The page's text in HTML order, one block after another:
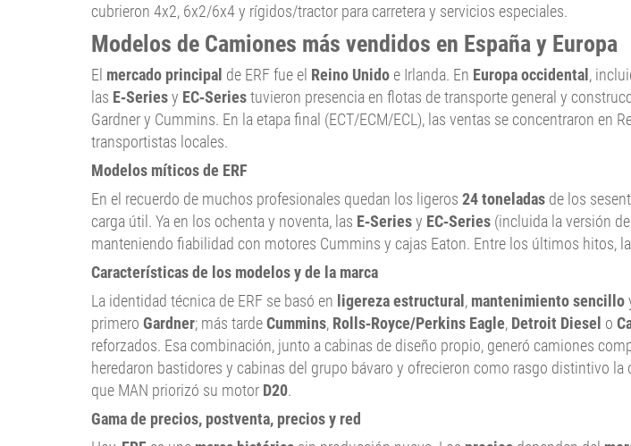
cubrieron 4x2, 6x2/6x4 y rígidos/tractor para carretera y servicios especiales.
Modelos de Camiones más vendidos en España y Europa
El mercado principal de ERF fue el Reino Unido e Irlanda. En Europa occidental ,
las E‑Seriesy EC‑Seriestuvieron presencia en flotas de transporte general y
Gardner y Cummins. En la etapa final (ECT/ECM/ECL), las ventas se concentraron en
transportistas locales.
Modelos míticos de ERF
En el recuerdo de muchos profesionales quedan los ligeros 24 toneladas de los
carga útil. Ya en los ochenta y noventa, las E‑Seriesy EC‑Series (incluida la versión
manteniendo fiabilidad con motores Cummins y cajas Eaton. Entre los últimos hitos,
Características de los modelos y de la marca
La identidad técnica de ERF se basó en ligereza estructural , mantenimiento sencillo
primero Gardner; más tardeCummins, Rolls‑Royce/Perkins Eagle, Detroit Diesel o
reforzados. Esa combinación, junto a cabinas de diseño propio, generó camiones
heredaron bastidores y cabinas del grupo bávaro y ofrecieron como rasgo distintivo la
que MAN priorizó su motor D20.
Gama de precios, postventa, precios y red